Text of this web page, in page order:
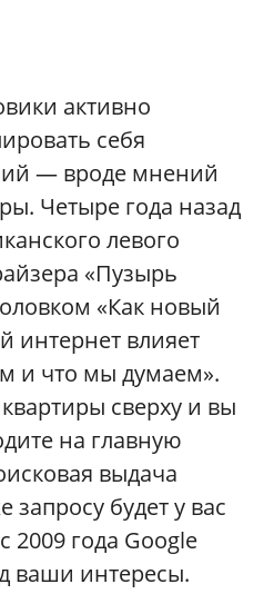
активно
себя
— вроде мнений
Четыре года назад
левого
«Пузырь
«Как новый
интернет влияет
и что мы думаем».
сверху и вы
на главную
выдача
будет у вас
года Google
ваши интересы.